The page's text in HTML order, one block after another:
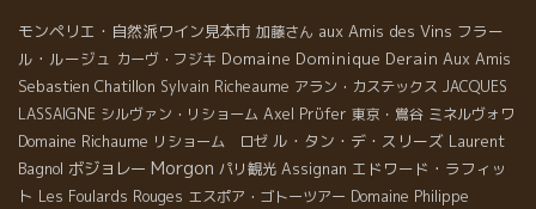
モンペリエ・自然派ワイン見本市 加藤さん aux Amis des Vins フラー
ル・ルージュ カーヴ・フジキ Domaine Dominique Derain Aux Amis
Sebastien Chatillon Sylvain Richeaume アラン・カステックス JACQUES
LASSAIGNE シルヴァン・リショーム Axel Prϋfer 東京・鴬谷 ミネルヴォワ
Domaine Richaume リショーム ロゼ ル・タン・デ・スリーズ Laurent
Bagnol ボジョレー Morgon パリ観光 Assignan エドワード・ラフィッ
ト Les Foulards Rouges エスポア・ゴトーツアー Domaine Philippe